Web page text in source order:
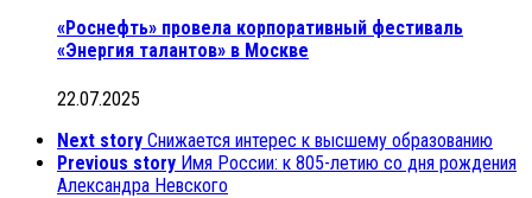
«Роснефть» провела корпоративный фестиваль
«Энергия талантов» в Москве
22.07.2025
Next story Снижается интерес к высшему образованию
Previous story Имя России: к 805-летию со дня рождения
Александра Невского